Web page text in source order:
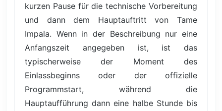
kurzen Pause für die technische Vorbereitung
und dann dem Hauptauftritt von Tame
Impala. Wenn in der Beschreibung nur eine
Anfangszeit angegeben ist, ist das
typischerweise der Moment des
Einlassbeginns oder der offizielle
Programmstart, während die
Hauptaufführung dann eine halbe Stunde bis